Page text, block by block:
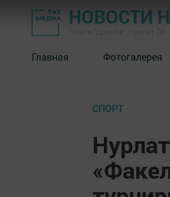
НОВОСТИ
Главная Фотогалерея
СПОРТ